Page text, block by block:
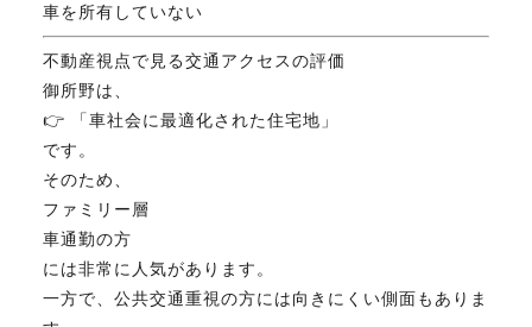
車を所有していない
不動産視点で見る交通アクセスの評価
御所野は、
👉 「車社会に最適化された住宅地」
です。
そのため、
ファミリー層
車通勤の方
には非常に人気があります。
一方で、公共交通重視の方には向きにくい側面もありま